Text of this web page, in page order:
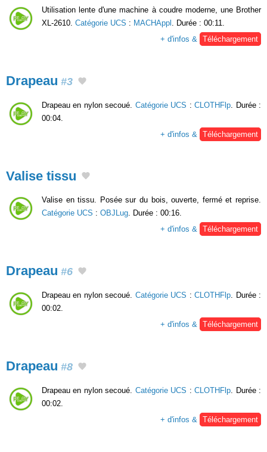
Utilisation lente d'une machine à coudre moderne, une Brother
XL-2610. Catégorie UCS : MACHAppl
. Durée : 00:11.
+ d'infos &
Téléchargement
Drapeau #3
Drapeau en nylon secoué. Catégorie UCS :CLOTHFlp . Durée :
00:04.
+ d'infos &
Téléchargement
Valise tissu
Valise en tissu. Posée sur du bois, ouverte, fermé et reprise.
Catégorie UCS : OBJLug. Durée : 00:16.
+ d'infos & Téléchargement
Drapeau #6
Drapeau en nylon secoué. Catégorie UCS :CLOTHFlp . Durée :
00:02.
+ d'infos &
Téléchargement
Drapeau #8
Drapeau en nylon secoué. Catégorie UCS :CLOTHFlp . Durée :
00:02.
+ d'infos &
Téléchargement